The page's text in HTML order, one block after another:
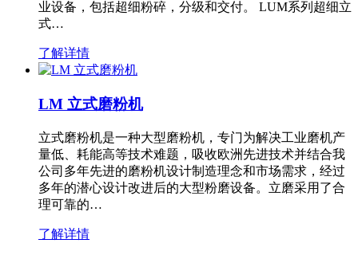
业设备，包括超细粉碎，分级和交付。 LUM系列超细立
式…
了解详情
LM 立式磨粉机
立式磨粉机是一种大型磨粉机，专门为解决工业磨机产
量低、耗能高等技术难题，吸收欧洲先进技术并结合我
公司多年先进的磨粉机设计制造理念和市场需求，经过
多年的潜心设计改进后的大型粉磨设备。立磨采用了合
理可靠的…
了解详情